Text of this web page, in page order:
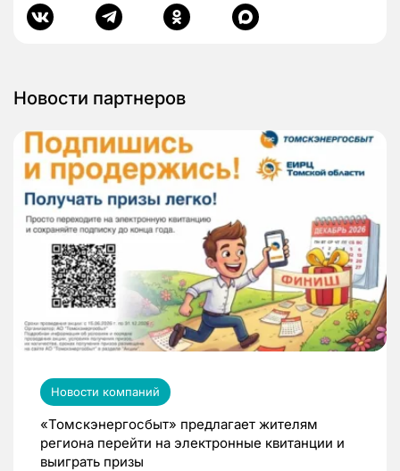
Новости партнеров
Новости компаний
«Томскэнергосбыт» предлагает жителям
региона перейти на электронные квитанции и
выиграть призы